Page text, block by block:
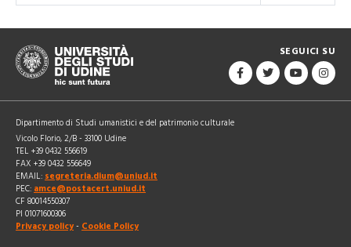
SEGUICI SU
Dipartimento di Studi umanistici e del patrimonio culturale
Vicolo Florio, 2/B - 33100 Udine
TEL +39 0432 556619
FAX +39 0432 556649
EMAIL: segreteria.dium@uniud.it
PEC: amce@postacert.uniud.it
CF 80014550307
PI 01071600306
Privacy policy - Cookie Policy